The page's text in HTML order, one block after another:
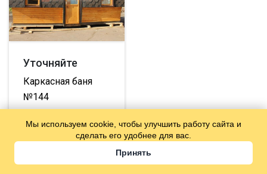
Уточняйте
Каркасная баня
№144
кв.м.
Подробнее
Мы используем cookie, чтобы улучшить работу сайта и
сделать его удобнее для вас.
Принять